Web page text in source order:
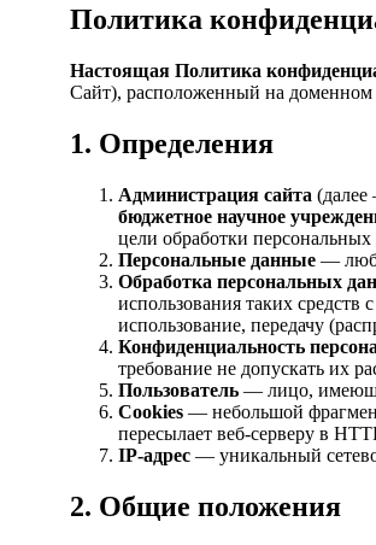
Политика
Настоящая Политика
Сайт), расположенный на
1. Определения
Администрация сайта
бюджетное научное
цели обработки
Персональные данные —
Обработка персональных
использования таких
использование, передачу
Конфиденциальность
требование не допускать их
Пользователь — лицо,
Cookies — небольшой
пересылает веб-серверу в
IP-адрес — уникальный
2. Общие положения